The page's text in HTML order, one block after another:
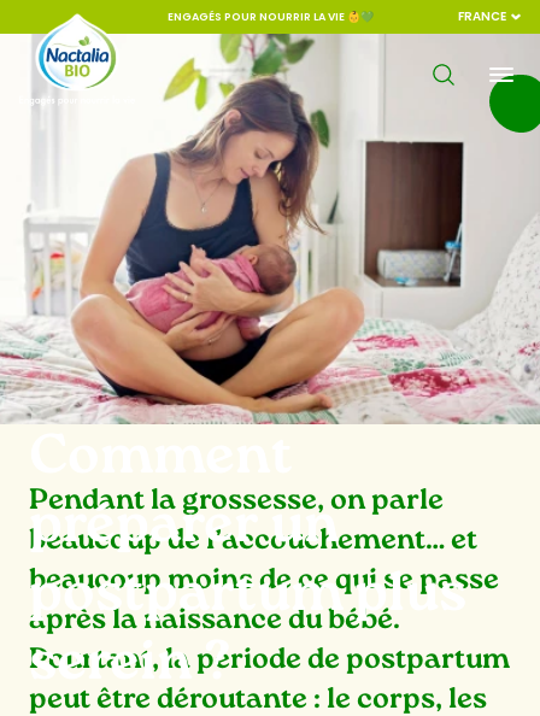
ENGAGÉS POUR NOURRIR LA VIE 👶💚 FRANCE
préparer un
postpartum plus
serein ?
Pendant la grossesse, on parle
beaucoup de l’accouchement… et
beaucoup moins de ce qui se passe
après la naissance du bébé.
Pourtant, la période de postpartum
peut être déroutante : le corps, les